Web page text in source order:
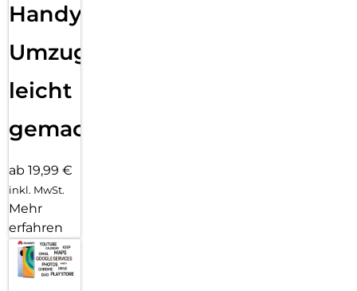
Handy
Umzug
leicht
gemacht!
ab 19,99 €
inkl. MwSt.
Mehr
erfahren